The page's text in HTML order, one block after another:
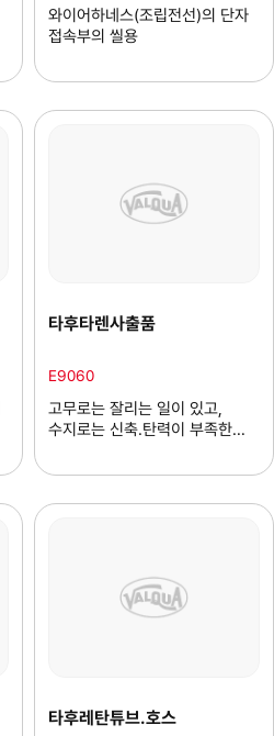
와이어하네스(조립전선)의 단자
접속부의 씰용
타후타렌사출품
E9060
고무로는 잘리는 일이 있고,
수지로는 신축.탄력이 부족한
타후레탄튜브.호스